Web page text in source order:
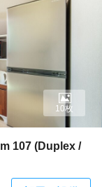
107 (Duplex /
10枚